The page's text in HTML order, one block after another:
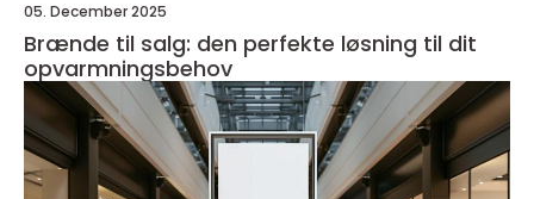
05. December 2025
Brænde til salg: den perfekte løsning til dit
opvarmningsbehov